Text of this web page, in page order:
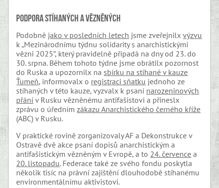
Podpora stíhaných a vězněných
Podobně jako v posledních letech jsme zveřejnilxvýzvu
k „Mezinárodnímu týdnu solidarity s anarchistickými
vězni 2025“, který pravidelně připadá na dny od 23. do
30. srpna. Během tohoto týdne jsme obrátilx pozornost
do Ruska a upozornilx na sbírku na stíhané v kauze
Ťumeň, informovalx o registraci sňatku jednoho ze
stíhaných v této kauze, vyzvalx k psaní narozeninových
přání v Rusku vězněnému antifašistovi a přineslx
zprávu o úřednímzákazu Anarchistického černého kříže
(ABC) v Rusku.
V praktické rovině zorganizovaly AF a Dekonstrukce v
Ostravě dvě akce psaní dopisů anarchistickým a
antifašistickým vězněným v Evropě, a to 24. července a
20. listopadu. Federace také ze svého fondu poskytla
několik tisíc na právní zajištění dlouhodobě stíhanému
environmentálnímu aktivistovi.